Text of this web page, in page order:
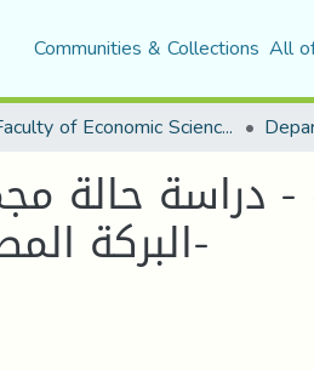
Communities & Collections All
Faculty of Economic Sciences, Commerce and Management Sciences
- دراسة حالة
البركة المصرفية-